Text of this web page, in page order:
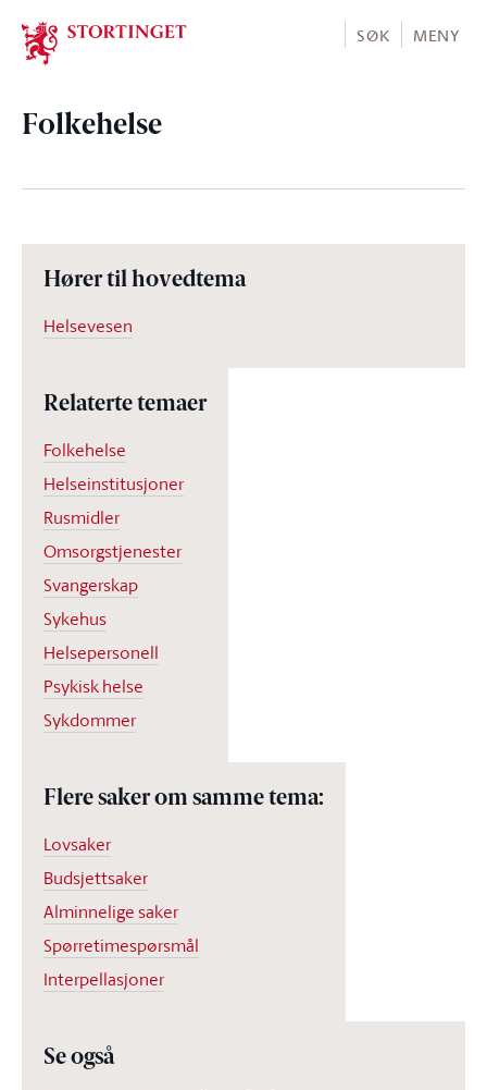
Stortinget.no
SØK MENY
Folkehelse
Hører til hovedtema
Helsevesen
Relaterte temaer
Folkehelse
Helseinstitusjoner
Rusmidler
Omsorgstjenester
Svangerskap
Sykehus
Helsepersonell
Psykisk helse
Sykdommer
Flere saker om samme tema:
Lovsaker
Budsjettsaker
Alminnelige saker
Spørretimespørsmål
Interpellasjoner
Se også